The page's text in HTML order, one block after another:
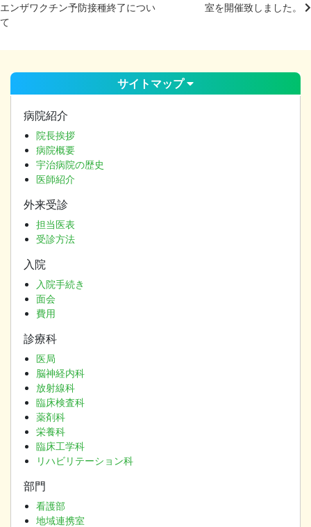
投
稿
ナ
ゲ
ー
エンザワクチン予防接種終了につい
て
室を開催致しました。
サイトマップ
病院紹介
院長挨拶
病院概要
宇治病院の歴史
医師紹介
外来受診
担当医表
受診方法
入院
入院手続き
面会
費用
診療科
医局
脳神経内科
放射線科
臨床検査科
薬剤科
栄養科
臨床工学科
リハビリテーション科
部門
看護部
地域連携室